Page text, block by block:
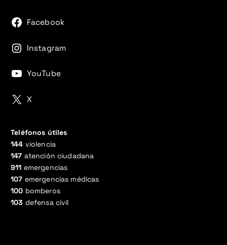
Facebook
Instagram
YouTube
X
Teléfonos útiles
144 violencia
147 atención ciudadana
911 emergencias
107 emergencias médicas
100 bomberos
103 defensa civil